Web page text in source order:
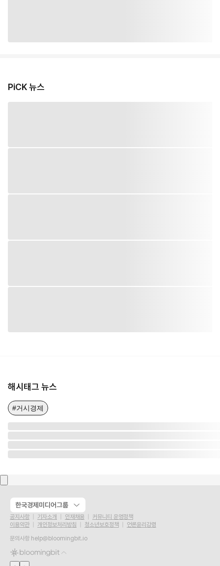
PiCK 뉴스
해시태그 뉴스
#거시경제
한국경제미디어그룹
공지사항 기자소개 인재채용
커뮤니티 운영정책
이용약관
개인정보처리방침 청소년보호정책
언론윤리강령
문의사항 help@bloomingbit.io